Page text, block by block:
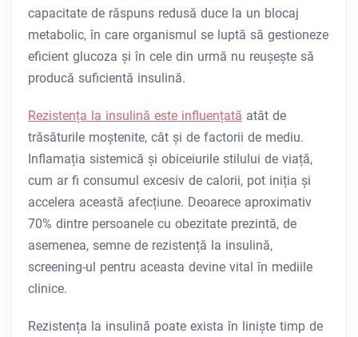
capacitate de răspuns redusă duce la un blocaj
metabolic, în care organismul se luptă să gestioneze
eficient glucoza și în cele din urmă nu reușește să
producă suficientă insulină.
Rezistența la insulină este influențată atât de
trăsăturile moștenite, cât și de factorii de mediu.
Inflamația sistemică și obiceiurile stilului de viață,
cum ar fi consumul excesiv de calorii, pot iniția și
accelera această afecțiune. Deoarece aproximativ
70% dintre persoanele cu obezitate prezintă, de
asemenea, semne de rezistență la insulină,
screening-ul pentru aceasta devine vital în mediile
clinice.
Rezistența la insulină poate exista în liniște timp de